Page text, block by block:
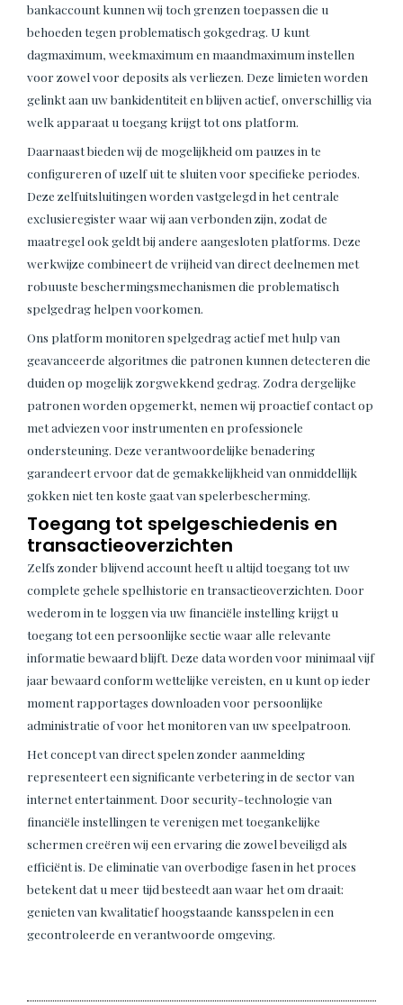
bankaccount kunnen wij toch grenzen toepassen die u
behoeden tegen problematisch gokgedrag. U kunt
dagmaximum, weekmaximum en maandmaximum instellen
voor zowel voor deposits als verliezen. Deze limieten worden
gelinkt aan uw bankidentiteit en blijven actief, onverschillig via
welk apparaat u toegang krijgt tot ons platform.
Daarnaast bieden wij de mogelijkheid om pauzes in te
configureren of uzelf uit te sluiten voor specifieke periodes.
Deze zelfuitsluitingen worden vastgelegd in het centrale
exclusieregister waar wij aan verbonden zijn, zodat de
maatregel ook geldt bij andere aangesloten platforms. Deze
werkwijze combineert de vrijheid van direct deelnemen met
robuuste beschermingsmechanismen die problematisch
spelgedrag helpen voorkomen.
Ons platform monitoren spelgedrag actief met hulp van
geavanceerde algoritmes die patronen kunnen detecteren die
duiden op mogelijk zorgwekkend gedrag. Zodra dergelijke
patronen worden opgemerkt, nemen wij proactief contact op
met adviezen voor instrumenten en professionele
ondersteuning. Deze verantwoordelijke benadering
garandeert ervoor dat de gemakkelijkheid van onmiddellijk
gokken niet ten koste gaat van spelerbescherming.
Toegang tot spelgeschiedenis en
transactieoverzichten
Zelfs zonder blijvend account heeft u altijd toegang tot uw
complete gehele spelhistorie en transactieoverzichten. Door
wederom in te loggen via uw financiële instelling krijgt u
toegang tot een persoonlijke sectie waar alle relevante
informatie bewaard blijft. Deze data worden voor minimaal vijf
jaar bewaard conform wettelijke vereisten, en u kunt op ieder
moment rapportages downloaden voor persoonlijke
administratie of voor het monitoren van uw speelpatroon.
Het concept van direct spelen zonder aanmelding
representeert een significante verbetering in de sector van
internet entertainment. Door security-technologie van
financiële instellingen te verenigen met toegankelijke
schermen creëren wij een ervaring die zowel beveiligd als
efficiënt is. De eliminatie van overbodige fasen in het proces
betekent dat u meer tijd besteedt aan waar het om draait:
genieten van kwalitatief hoogstaande kansspelen in een
gecontroleerde en verantwoorde omgeving.